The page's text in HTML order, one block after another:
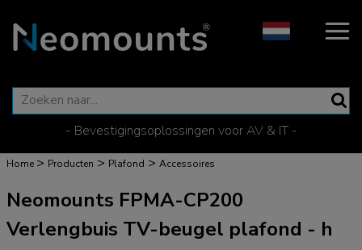
- Bevestigingsoplossingen voor AV & IT -
Home > Producten > Plafond > Accessoires
Neomounts FPMA-CP200
Verlengbuis TV-beugel plafond - h